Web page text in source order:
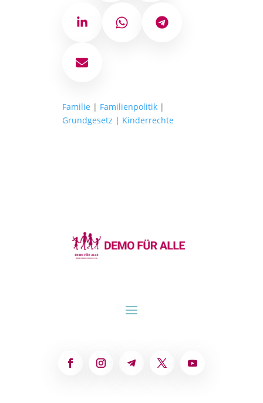
LinkedIn WhatsAppTelegram
E-Mail
Familie | Familienpolitik|
Grundgesetz | Kinderrechte